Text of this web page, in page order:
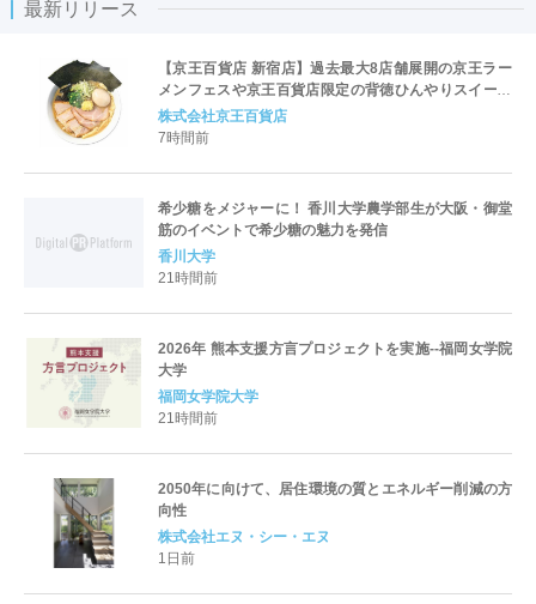
最新リリース
【京王百貨店 新宿店】過去最大8店舗展開の京王ラー
メンフェスや京王百貨店限定の背徳ひんやりスイーツ
など、実演グルメが充実 過去最長21日間、計90店舗
出店の 「大北海道展」
株式会社京王百貨店
7時間前
希少糖をメジャーに！ 香川大学農学部生が大阪・御堂
筋のイベントで希少糖の魅力を発信
香川大学
21時間前
2026年 熊本支援方言プロジェクトを実施--福岡女学院
大学
福岡女学院大学
21時間前
2050年に向けて、居住環境の質とエネルギー削減の方
向性
株式会社エヌ・シー・エヌ
1日前